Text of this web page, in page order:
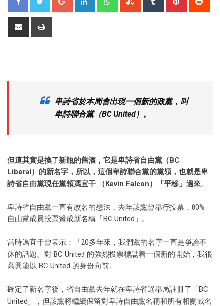
卑詩省於本周會出現一個新的政黨，叫
卑詩聯合黨（BC United）。
但這其實是換了新瓶的舊酒，它是卑詩省自由黨（BC
Liberal）的新名字，所以，這個卑詩聯合黨的黨領，也就是卑
詩省自由黨現任黨領馮宜干 （Kevin Falcon）「平移」過來。
卑詩省自由黨一直有改名的想法，去年該黨曾舉行投票，80%
自由黨成員投票贊成新名稱「BC United」。
當時馮宜干曾表示：「20多年來，我們黨的名字一直是爭論不
休的話題。對 BC United 的強烈投票標誌着一個新的開始，我很
高興能以 BC United 的身份向前。
確定了新名字後，省自由黨去年就在卑詩省選舉局註冊了「BC
United」，但該黨將繼續保留對卑詩自由黨名稱和所有相關域名